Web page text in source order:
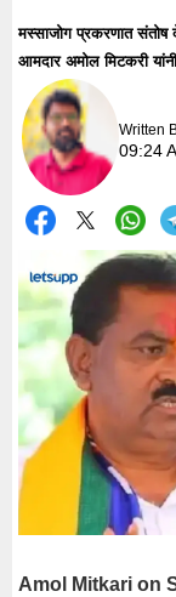
मस्साजोग प्रकरणात संतोष
आमदार अमोल मिटकरी
Written
09:24
Amol Mitkari on